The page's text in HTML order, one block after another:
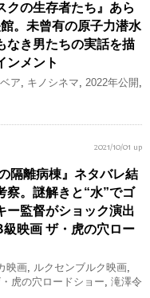
クの生存者たち』あら
。未曾有の原子力潜水
なき男たちの実話を描
ンメント
ア, キノシネマ, 2022年公開 ,
2021/10/01 up
隔離病棟』ネタバレ結
察。謎解きと“水”でゴ
ー監督がショック演出
映画 ザ・虎の穴ロー
映画, ルクセンブルク映画,
虎の穴ロードショー, 滝澤令